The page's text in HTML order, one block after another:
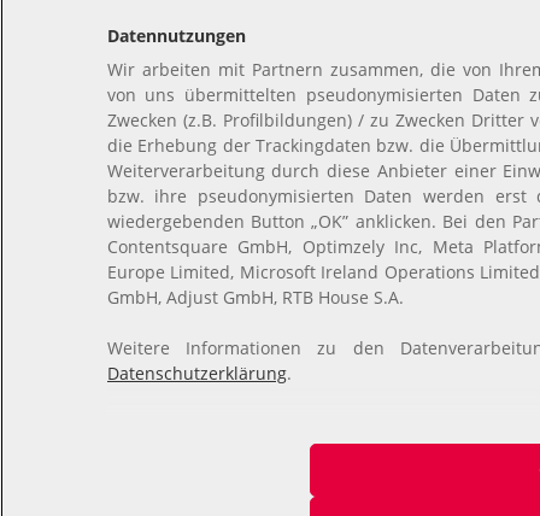
Datennutzungen
Wir arbeiten mit Partnern zusammen, die von
von uns übermittelten pseudonymisierten Daten
Zwecken (z.B. Profilbildungen) / zu Zwecken
die Erhebung der Trackingdaten bzw. die
Weiterverarbeitung durch diese Anbieter einer
bzw. ihre pseudonymisierten Daten werden
wiedergebenden Button „OK” anklicken. Bei den
Contentsquare GmbH, Optimzely Inc, Meta
Europe Limited, Microsoft Ireland Operations
GmbH, Adjust GmbH, RTB House S.A.
Weitere Informationen zu den
Datenschutzerklärung.